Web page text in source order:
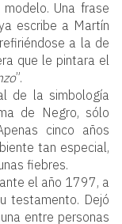
Una frase
escribe a Martín
a la de
que le pintara el
”.
de la simbología
de Negro, sólo
cinco años
tan especial,
fiebres.
el año 1797, a
testamento. Dejó
entre personas